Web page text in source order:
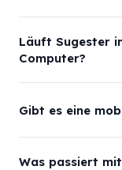
Läuft Sugester
Computer?
Gibt es eine
Was passiert